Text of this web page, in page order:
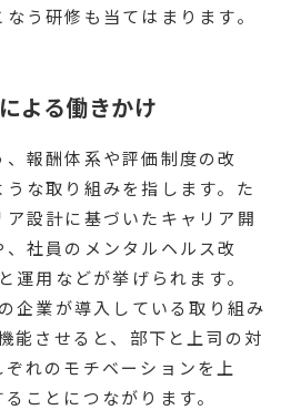
う研修も当てはまります。
よる働きかけ
報酬体系や評価制度の改
な取り組みを指します。た
設計に基づいたキャリア開
社員のメンタルヘルス改
用などが挙げられます。
企業が導入している取り組み
能させると、部下と上司の対
れのモチベーションを上
ことにつながります。